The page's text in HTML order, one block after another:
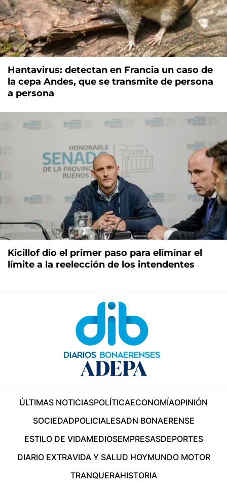
Hantavirus: detectan en Francia un caso de
la cepa Andes, que se transmite de persona
a persona
Kicillof dio el primer paso para eliminar el
límite a la reelección de los intendentes
ÚLTIMAS NOTICIASPOLÍTICAECONOMÍAOPINIÓN
SOCIEDADPOLICIALESADN BONAERENSE
ESTILO DE VIDAMEDIOSEMPRESASDEPORTES
DIARIO EXTRAVIDA Y SALUD HOYMUNDO MOTOR
TRANQUERAHISTORIA